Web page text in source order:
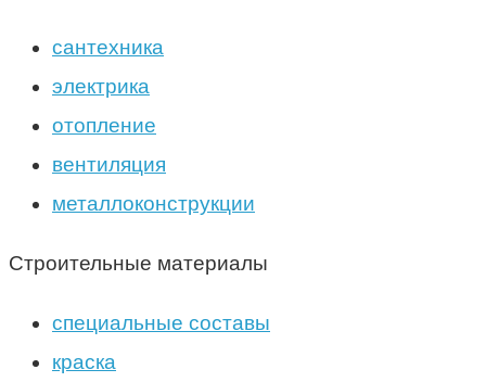
сантехника
электрика
отопление
вентиляция
металлоконструкции
Строительные материалы
специальные составы
краска